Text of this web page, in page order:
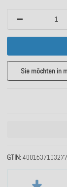
GTIN 4001537103277
Sie möchten in